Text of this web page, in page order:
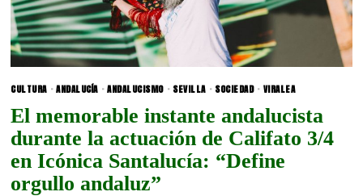
CULTURA · ANDALUCÍA · ANDALUCISMO · SEVILLA · SOCIEDAD · VIRALEA
El memorable instante andalucista
durante la actuación de Califato 3/4
en Icónica Santalucía: “Define
orgullo andaluz”